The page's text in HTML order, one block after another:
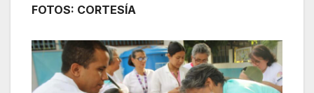
FOTOS: CORTESÍA